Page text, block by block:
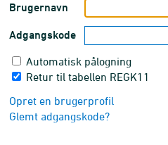
Brugernavn
Adgangskode
Automatisk pålogning
Retur til tabellen REGK11
Opret en brugerprofil
Glemt adgangskode?